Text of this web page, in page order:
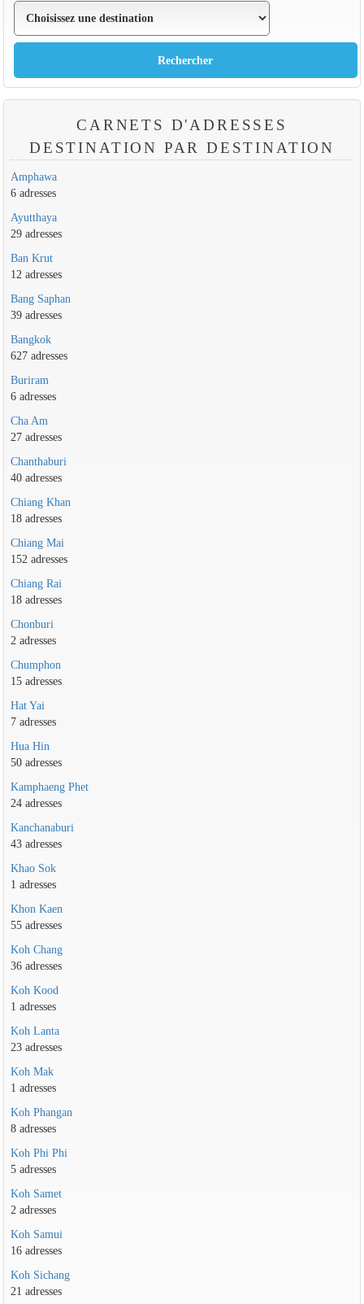
CARNETS D'ADRESSES
DESTINATION PAR DESTINATION
Amphawa
6 adresses
Ayutthaya
29 adresses
Ban Krut
12 adresses
Bang Saphan
39 adresses
Bangkok
627 adresses
Buriram
6 adresses
Cha Am
27 adresses
Chanthaburi
40 adresses
Chiang Khan
18 adresses
Chiang Mai
152 adresses
Chiang Rai
18 adresses
Chonburi
2 adresses
Chumphon
15 adresses
Hat Yai
7 adresses
Hua Hin
50 adresses
Kamphaeng Phet
24 adresses
Kanchanaburi
43 adresses
Khao Sok
1 adresses
Khon Kaen
55 adresses
Koh Chang
36 adresses
Koh Kood
1 adresses
Koh Lanta
23 adresses
Koh Mak
1 adresses
Koh Phangan
8 adresses
Koh Phi Phi
5 adresses
Koh Samet
2 adresses
Koh Samui
16 adresses
Koh Sichang
21 adresses